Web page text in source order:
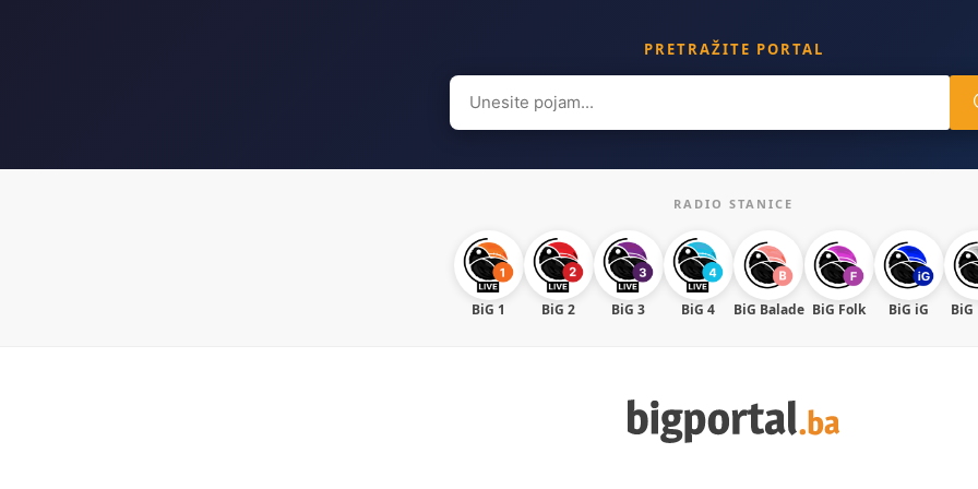
PRETRAŽITE PORTAL
Search
for:
RADIO STANICE
BiG 1 BiG 2 BiG 3 BiG 4 BiG Balade BiG Folk BiG iG BiG